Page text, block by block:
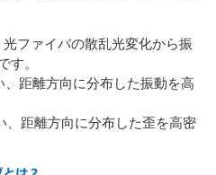
ファイバの散乱光変化から振
す。
距離方向に分布した振動を高
距離方向に分布した歪を高密